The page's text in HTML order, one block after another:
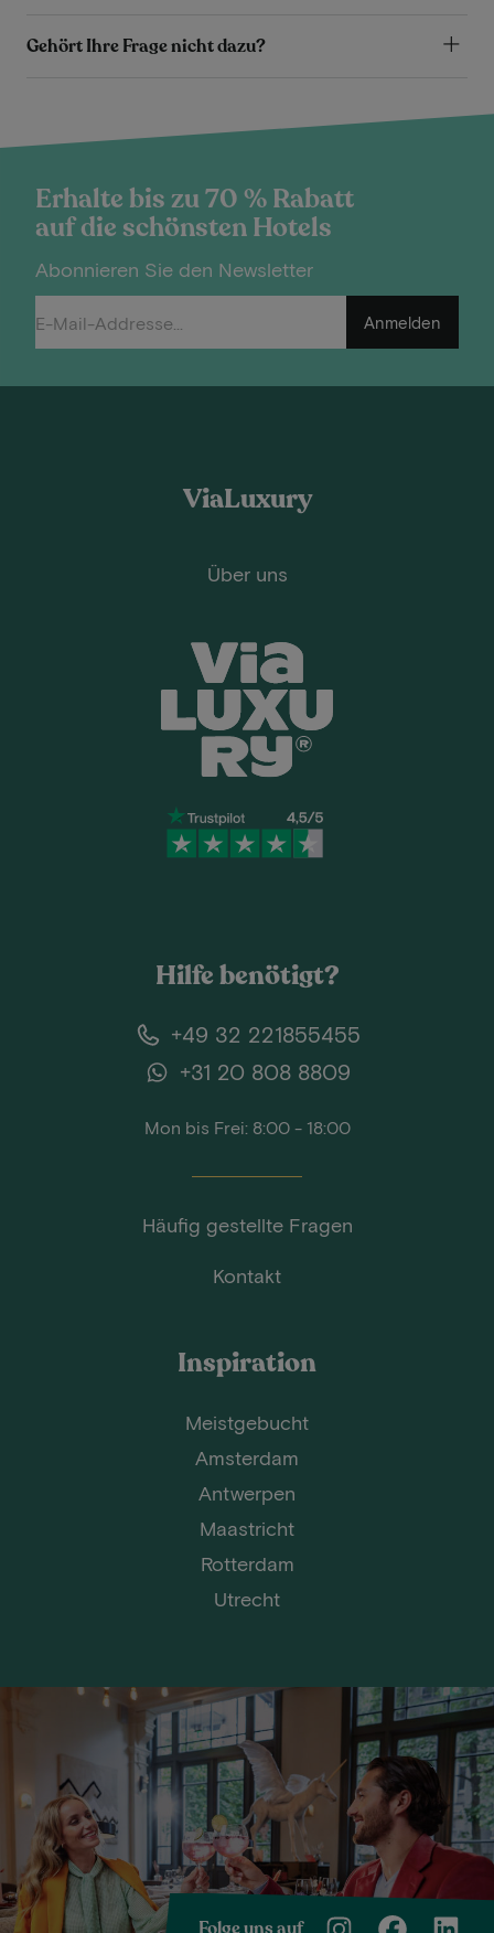
Gehört Ihre Frage nicht dazu?
Erhalte bis zu 70 % Rabatt
auf die schönsten Hotels
Abonnieren Sie den Newsletter
Anmelden
ViaLuxury
Über uns
Hilfe benötigt?
+49 32 221855455
+31 20 808 8809
Mon bis Frei: 8:00 - 18:00
Häufig gestellte Fragen
Kontakt
Inspiration
Meistgebucht
Amsterdam
Antwerpen
Maastricht
Rotterdam
Utrecht